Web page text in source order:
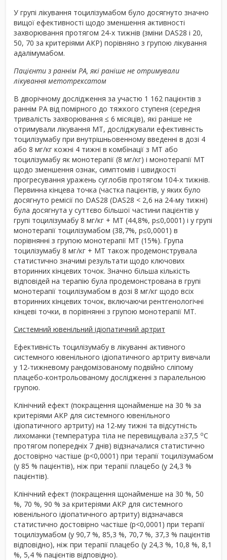
У групі лікування тоцилізумабом було досягнуто значно
вищої ефективності щодо зменшення активності
захворювання протягом 24-х тижнів (зміни DAS28 і 20,
50, 70 за критеріями АКР) порівняно з групою лікування
адалімумабом.
Пацієнти з раннім РА, які раніше не отримували
лікування метотрексатом
В дворічному дослідження за участю 1 162 пацієнтів з
раннім РА від помірного до тяжкого ступеня (середня
тривалість захворювання ≤ 6 місяців), які раніше не
отримували лікування МТ, досліджували ефективність
тоцилізумабу при внутрішньовенному введенні в дозі 4
або 8 мг/кг кожні 4 тижні в комбінації з МТ або
тоцилізумабу як монотерапії (8 мг/кг) і монотерапії МТ
щодо зменшення ознак, симптомів і швидкості
прогресування уражень суглобів протягом 104-х тижнів.
Первинна кінцева точка (частка пацієнтів, у яких було
досягнуто ремісії по DAS28 (DAS28 < 2,6 на 24-му тижні)
була досягнута у суттєво більшої частини пацієнтів у
групі тоцилізумабу 8 мг/кг + МТ (44,8%, p≤0,0001) і у групі
монотерапії тоцилізумабом (38,7%, p≤0,0001) в
порівнянні з групою монотерапії МТ (15%). Група
тоцилізумабу 8 мг/кг + МТ також продемонструвала
статистично значимі результати щодо ключових
вторинних кінцевих точок. Значно більша кількість
відповідей на терапію була продемонстрована в групі
монотерапії тоцилізумабом в дозі 8 мг/кг щодо всіх
вторинних кінцевих точок, включаючи рентгенологічні
кінцеві точки, в порівнянні з групою монотерапії МТ.
Системний ювенільний ідіопатичний артрит
Ефективність тоцилізумабу в лікуванні активного
системного ювенільного ідіопатичного артриту вивчали
у 12-тижневому рандомізованому подвійно сліпому
плацебо-контрольованому дослідженні з паралельною
групою.
Клінічний ефект (покращення щонайменше на 30 % за
критеріями АКР для системного ювенільного
ідіопатичного артриту) на 12-му тижні та відсутність
лихоманки (температура тіла не перевищувала ≥37,5 оС
протягом попередніх 7 днів) відзначалися статистично
достовірно частіше (р<0,0001) при терапії тоцилізумабом
(у 85 % пацієнтів), ніж при терапії плацебо (у 24,3 %
пацієнтів).
Клінічний ефект (покращення щонайменше на 30 %, 50
%, 70 %, 90 % за критеріями АКР для системного
ювенільного ідіопатичного артриту) відзначався
статистично достовірно частіше (р<0,0001) при терапії
тоцилізумабом (у 90,7 %, 85,3 %, 70,7 %, 37,3 % пацієнтів
відповідно), ніж при терапії плацебо (у 24,3 %, 10,8 %, 8,1
%, 5,4 % пацієнтів відповідно).